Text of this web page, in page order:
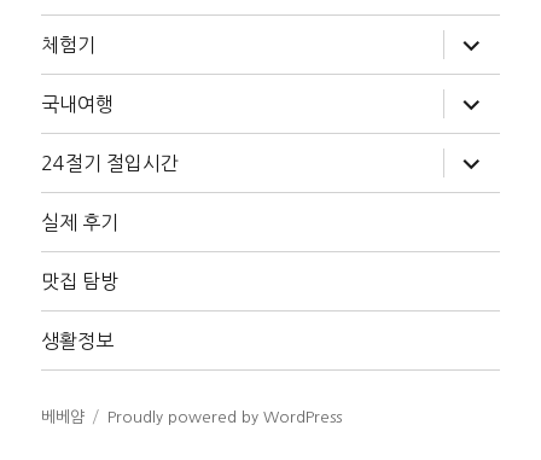
체험기
위
메
확
장
국내여행
위
메
확
장
24절기 절입시간
위
메
장
실제 후기
맛집 탐방
생활정보
베베얌 Proudly powered by WordPress